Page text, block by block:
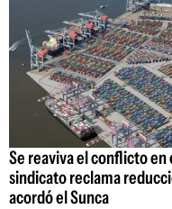
Se reaviva el conflicto en
sindicato reclama
acordó el Sunca